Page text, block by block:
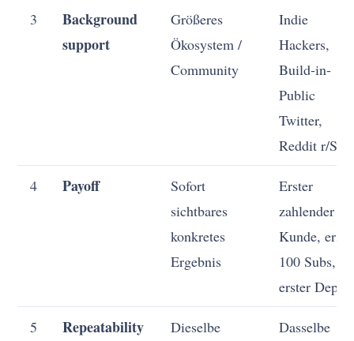
3
Background
support
Größeres
Ökosystem /
Community
Indie
Hackers,
Build-in-
Public
Twitter,
Reddit r/
4 Payoff
Sofort
sichtbares
konkretes
Ergebnis
Erster
zahlender
Kunde, erste
100 Subs,
erster
5 Repeatability
Dieselbe
Dasselbe